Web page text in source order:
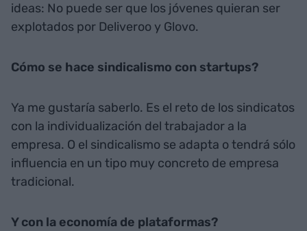
ideas: No puede ser que los jóvenes quieran ser
explotados por Deliveroo y Glovo.
Cómo se hace sindicalismo con startups?
Ya me gustaría saberlo. Es el reto de los sindicatos
con la individualización del trabajador a la
empresa. O el sindicalismo se adapta o tendrá sólo
influencia en un tipo muy concreto de empresa
tradicional.
Y con la economía de plataformas?